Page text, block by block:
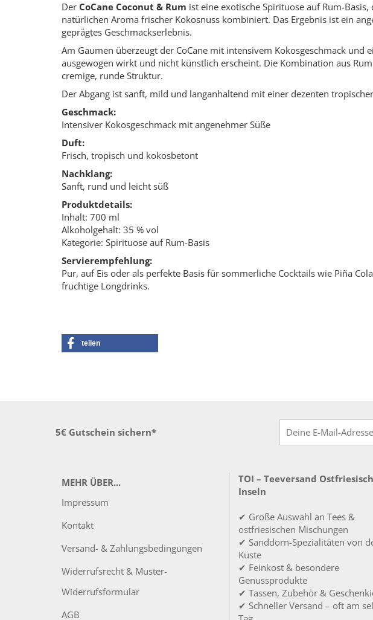
Der CoCane Coconut & Rum ist eine exotische Spirituose auf Rum-
natürlichen Aroma frischer Kokosnuss kombiniert. Das Ergebnis ist ein
geprägtes Geschmackserlebnis.
Am Gaumen überzeugt der CoCane mit intensivem Kokosgeschmack und
ausgewogen wirkt und nicht künstlich erscheint. Die Kombination aus
cremige, runde Struktur.
Der Abgang ist sanft, mild und langanhaltend mit einer dezenten
Geschmack:
Intensiver Kokosgeschmack mit angenehmer Süße
Duft:
Frisch, tropisch und kokosbetont
Nachklang:
Sanft, rund und leicht süß
Produktdetails:
Inhalt: 700 ml
Alkoholgehalt: 35 % vol
Kategorie: Spirituose auf Rum-Basis
Servierempfehlung:
Pur, auf Eis oder als perfekte Basis für sommerliche Cocktails wie Piña
fruchtige Longdrinks.
teilen
5€ Gutschein sichern*
MEHR ÜBER...
Impressum
Kontakt
Versand- & Zahlungsbedingungen
Widerrufsrecht & Muster-
Widerrufsformular
AGB
TOI – Teeversand
Inseln
✔ Große Auswahl an Tees &
ostfriesischen Mischungen
✔ Sanddorn-Spezialitäten von
Küste
✔ Feinkost & besondere
Genussprodukte
✔ Tassen, Zubehör &
✔ Schneller Versand – oft am